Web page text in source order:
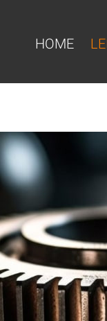
HOME